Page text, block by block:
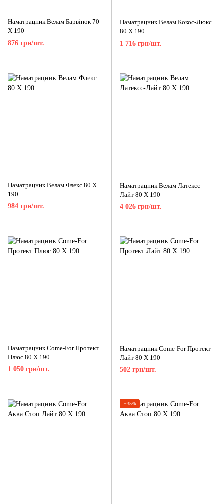
Наматрацник Велам Барвінок 70
X 190
876 грн/шт.
Наматрацник Велам Кокос-Люкс
80 X 190
1 716 грн/шт.
Наматрацник Велам Флекс 80 X
190
984 грн/шт.
Наматрацник Велам Латексс-
Лайт 80 X 190
4 026 грн/шт.
Наматрацник Come-For Протект
Плюс 80 X 190
1 050 грн/шт.
Наматрацник Come-For Протект
Лайт 80 X 190
502 грн/шт.
−35%